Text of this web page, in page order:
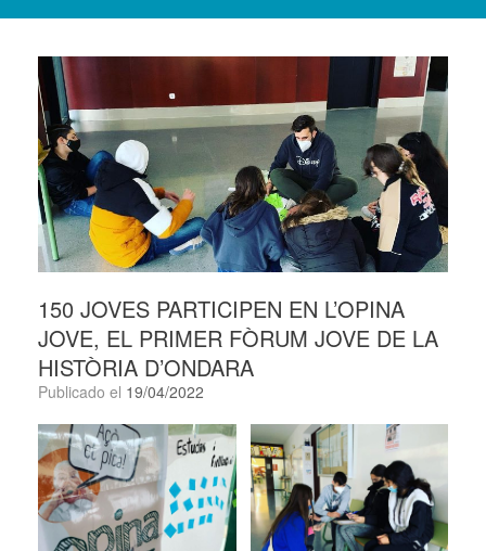
150 JOVES PARTICIPEN EN L’OPINA
JOVE, EL PRIMER FÒRUM JOVE DE LA
HISTÒRIA D’ONDARA
Publicado el 19/04/2022